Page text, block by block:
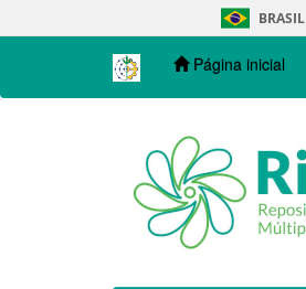
navigation
BRASIL
Página inicial